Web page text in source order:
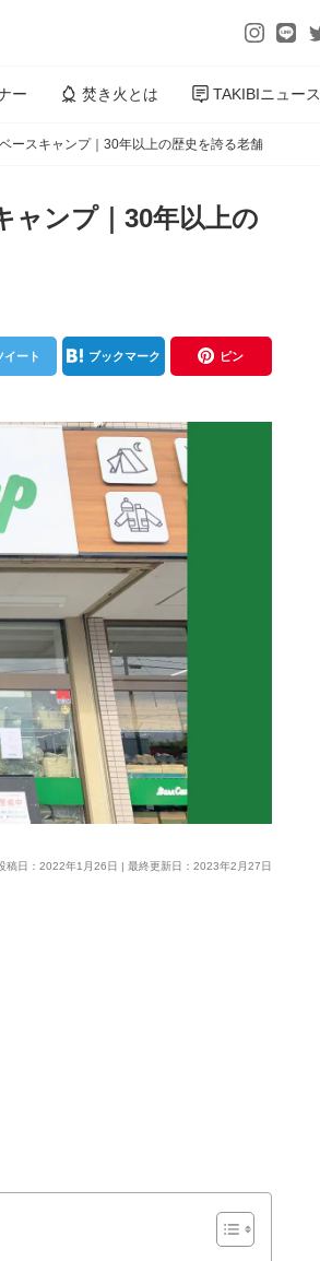
ー 焚き火とは TAKIBIニュース
ースキャンプ｜30年以上の歴史を誇る老舗
ャンプ｜30年以上の
イート ブックマーク ピン
稿日：2022年1月26日 | 最終更新日：2023年2月27日